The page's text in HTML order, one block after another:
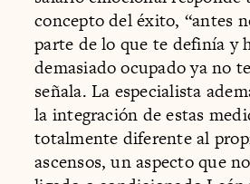
concepto del éxito, “antes
parte de lo que te definía y
demasiado ocupado ya no
señala. La especialista
la integración de estas
totalmente diferente al
ascensos, un aspecto que